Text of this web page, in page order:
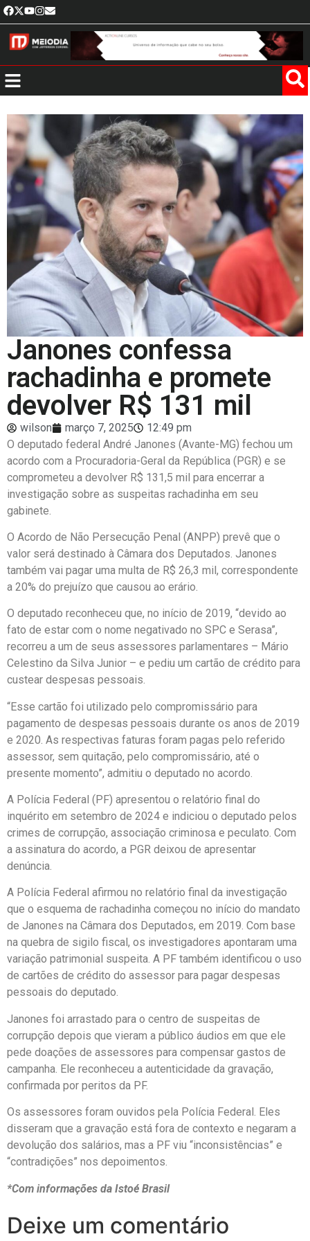
Janones confessa
rachadinha e promete
devolver R$ 131 mil
wilson março 7, 2025
12:49 pm
O deputado federal André Janones (Avante-MG) fechou um
acordo com a Procuradoria-Geral da República (PGR) e se
comprometeu a devolver R$ 131,5 mil para encerrar a
investigação sobre as suspeitas rachadinha em seu
gabinete.
O Acordo de Não Persecução Penal (ANPP) prevê que o
valor será destinado à Câmara dos Deputados. Janones
também vai pagar uma multa de R$ 26,3 mil, correspondente
a 20% do prejuízo que causou ao erário.
O deputado reconheceu que, no início de 2019, “devido ao
fato de estar com o nome negativado no SPC e Serasa”,
recorreu a um de seus assessores parlamentares – Mário
Celestino da Silva Junior – e pediu um cartão de crédito para
custear despesas pessoais.
“Esse cartão foi utilizado pelo compromissário para
pagamento de despesas pessoais durante os anos de 2019
e 2020. As respectivas faturas foram pagas pelo referido
assessor, sem quitação, pelo compromissário, até o
presente momento”, admitiu o deputado no acordo.
A Polícia Federal (PF) apresentou o relatório final do
inquérito em setembro de 2024 e indiciou o deputado pelos
crimes de corrupção, associação criminosa e peculato. Com
a assinatura do acordo, a PGR deixou de apresentar
denúncia.
A Polícia Federal afirmou no relatório final da investigação
que o esquema de rachadinha começou no início do mandato
de Janones na Câmara dos Deputados, em 2019. Com base
na quebra de sigilo fiscal, os investigadores apontaram uma
variação patrimonial suspeita. A PF também identificou o uso
de cartões de crédito do assessor para pagar despesas
pessoais do deputado.
Janones foi arrastado para o centro de suspeitas de
corrupção depois que vieram a público áudios em que ele
pede doações de assessores para compensar gastos de
campanha. Ele reconheceu a autenticidade da gravação,
confirmada por peritos da PF.
Os assessores foram ouvidos pela Polícia Federal. Eles
disseram que a gravação está fora de contexto e negaram a
devolução dos salários, mas a PF viu “inconsistências” e
“contradições” nos depoimentos.
*Com informações da Istoé Brasil
Deixe um comentário